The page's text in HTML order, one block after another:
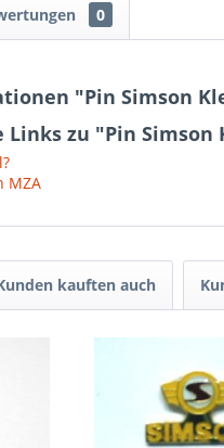
0
"Pin Simson
zu "Pin
MZA
kauften auch